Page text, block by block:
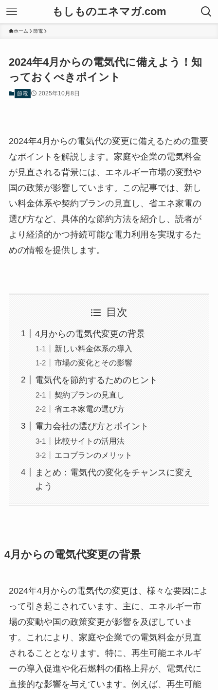
もしものエネマガ.com
ホーム 節電
2024年4月からの電気代に備えよう！知
っておくべきポイント
節電 2025年10月8日
2024年4月からの電気代の変更に備えるための重要
なポイントを解説します。家庭や企業の電気料金
が見直される背景には、エネルギー市場の変動や
国の政策が影響しています。この記事では、新し
い料金体系や契約プランの見直し、省エネ家電の
選び方など、具体的な節約方法を紹介し、読者が
より経済的かつ持続可能な電力利用を実現するた
めの情報を提供します。
目次
4月からの電気代変更の背景
新しい料金体系の導入
市場の変化とその影響
電気代を節約するためのヒント
契約プランの見直し
省エネ家電の選び方
電力会社の選び方とポイント
比較サイトの活用法
エコプランのメリット
まとめ：電気代の変化をチャンスに変え
よう
4月からの電気代変更の背景
2024年4月からの電気代の変更は、様々な要因によ
って引き起こされています。主に、エネルギー市
場の変動や国の政策変更が影響を及ぼしていま
す。これにより、家庭や企業での電気料金が見直
されることとなります。特に、再生可能エネルギ
ーの導入促進や化石燃料の価格上昇が、電気代に
直接的な影響を与えています。例えば、再生可能